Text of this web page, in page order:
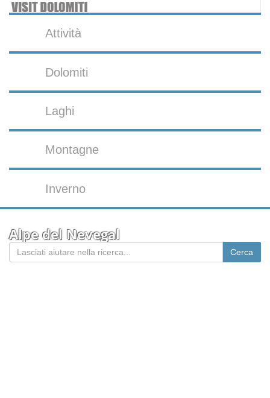
Attività
Dolomiti
Laghi
Montagne
Inverno
Alpe del Nevegal